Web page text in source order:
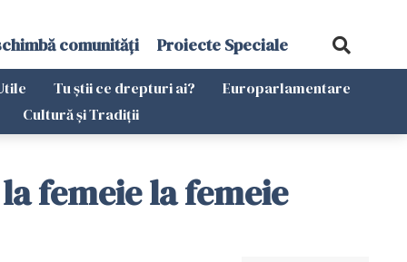
comunități Proiecte Speciale
Tu știi ce drepturi ai?
Europarlamentare
Cultură și Tradiții
femeie la femeie